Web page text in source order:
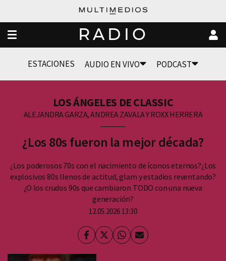
RADIO
ESTACIONES AUDIO EN VIVO PODCAST
LOS ÁNGELES DE CLASSIC
ALEJANDRA GARZA, ANDREA ZAVALA Y ROXX HERRERA
¿Los 80s fueron la mejor década?
¿Los poderosos 70s con el nacimiento de íconos eternos?¿Los
explosivos 80s llenos de actitud, glam y estadios reventando?
¿O los crudos 90s que cambiaron TODO con una nueva
generación?
12.05.2026 13:30
Facebook
TwitterWhatsapp
Enviar